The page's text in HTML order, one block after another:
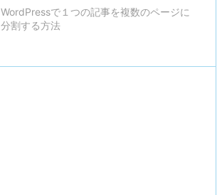
WordPressで１つの記事を複数のページに
分割する方法